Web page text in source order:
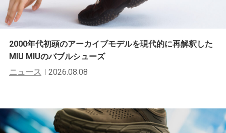
2000年代初頭のアーカイブモデルを現代的に再解釈した
MIU MIUのバブルシューズ
ニュース
2026.08.08